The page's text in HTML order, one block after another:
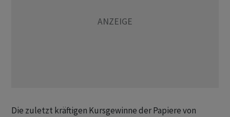
Die zuletzt kräftigen Kursgewinne der Papiere von